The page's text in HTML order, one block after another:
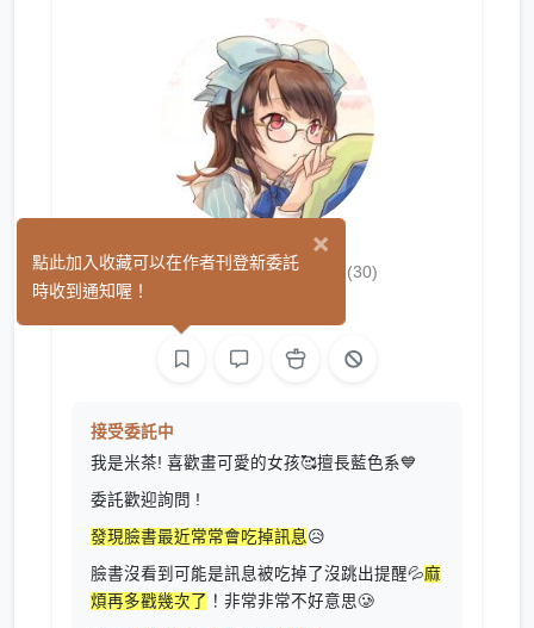
米 ちゃ(米茶) (30)
接受委託中
我是米茶! 喜歡畫可愛的女孩🥰擅長藍色系💙
委託歡迎詢問 !
發現臉書最近常常會吃掉訊息😥
臉書沒看到可能是訊息被吃掉了沒跳出提醒💦麻
煩再多戳幾次了 ！非常非常不好意思🥲
×
點此加入收藏可以在作者刊登新委託
時收到通知喔！